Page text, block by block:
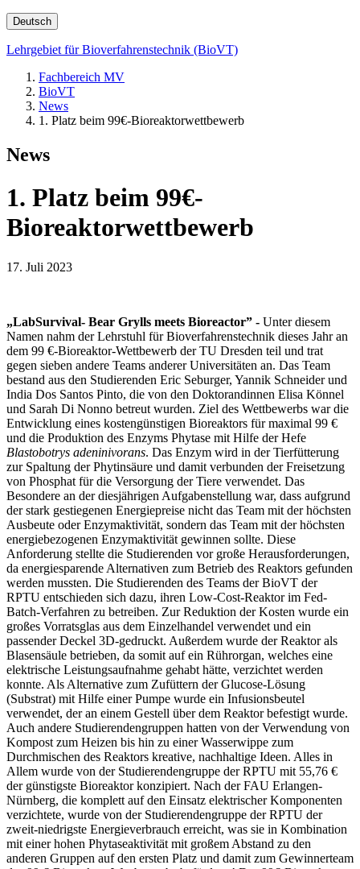
Deutsch
Lehrgebiet für Bioverfahrenstechnik (BioVT)
Fachbereich MV
BioVT
News
1. Platz beim 99€-Bioreaktorwettbewerb
News
1. Platz beim 99€-
Bioreaktorwettbewerb
17. Juli 2023
„LabSurvival- Bear Grylls meets Bioreactor” - Unter diesem
Namen nahm der Lehrstuhl für Bioverfahrenstechnik dieses Jahr an
dem 99 €-Bioreaktor-Wettbewerb der TU Dresden teil und trat
gegen sieben andere Teams anderer Universitäten an. Das Team
bestand aus den Studierenden Eric Seburger, Yannik Schneider und
India Dos Santos Pinto, die von den Doktorandinnen Elisa Könnel
und Sarah Di Nonno betreut wurden. Ziel des Wettbewerbs war die
Entwicklung eines kostengünstigen Bioreaktors für maximal 99 €
und die Produktion des Enzyms Phytase mit Hilfe der Hefe
Blastobotrys adeninivorans. Das Enzym wird in der Tierfütterung
zur Spaltung der Phytinsäure und damit verbunden der Freisetzung
von Phosphat für die Versorgung der Tiere verwendet. Das
Besondere an der diesjährigen Aufgabenstellung war, dass aufgrund
der stark gestiegenen Energiepreise nicht das Team mit der höchsten
Ausbeute oder Enzymaktivität, sondern das Team mit der höchsten
energiebezogenen Enzymaktivität gewinnen sollte. Diese
Anforderung stellte die Studierenden vor große Herausforderungen,
da energiesparende Alternativen zum Betrieb des Reaktors gefunden
werden mussten. Die Studierenden des Teams der BioVT der
RPTU entschieden sich dazu, ihren Low-Cost-Reaktor im Fed-
Batch-Verfahren zu betreiben. Zur Reduktion der Kosten wurde ein
großes Vorratsglas aus dem Einzelhandel verwendet und ein
passender Deckel 3D-gedruckt. Außerdem wurde der Reaktor als
Blasensäule betrieben, da somit auf ein Rührorgan, welches eine
elektrische Leistungsaufnahme gehabt hätte, verzichtet werden
konnte. Als Alternative zum Zufüttern der Glucose-Lösung
(Substrat) mit Hilfe einer Pumpe wurde ein Infusionsbeutel
verwendet, der an einem Gestell über dem Reaktor befestigt wurde.
Auch andere Studierendengruppen hatten von der Verwendung von
Kompost zum Heizen bis hin zu einer Wasserwippe zum
Durchmischen des Reaktors kreative, nachhaltige Ideen. Alles in
Allem wurde von der Studierendengruppe der RPTU mit 55,76 €
der günstigste Bioreaktor konzipiert. Nach der FAU Erlangen-
Nürnberg, die komplett auf den Einsatz elektrischer Komponenten
verzichtete, wurde von der Studierendengruppe der RPTU der
zweit-niedrigste Energieverbrauch erreicht, was sie in Kombination
mit einer hohen Phytaseaktivität mit großem Abstand zu den
anderen Gruppen auf den ersten Platz und damit zum Gewinnerteam